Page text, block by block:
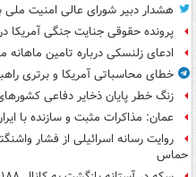
هشدار دبیر شورای عالی امنیت ملی
پرونده حقوقی جنایت جنگی آمریکا
ادعای زلنسکی درباره تامین
خطای محاسباتی آمریکا و برتری
زنگ خطر پایان ذخایر دفاعی
عمان: مذاکرات مثبت و سازنده با
روایت رسانه اسرائیلی از فشار
حماس